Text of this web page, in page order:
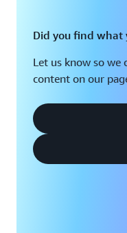
Did you find what
Let us know so
content on our